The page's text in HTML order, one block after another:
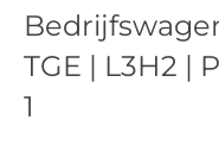
TGE | L3H2 |
1